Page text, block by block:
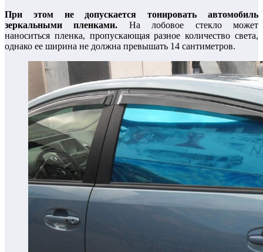
При этом не допускается тонировать автомобиль
зеркальными пленками. На лобовое стекло может
наноситься пленка, пропускающая разное количество света,
однако ее ширина не должна превышать 14 сантиметров.